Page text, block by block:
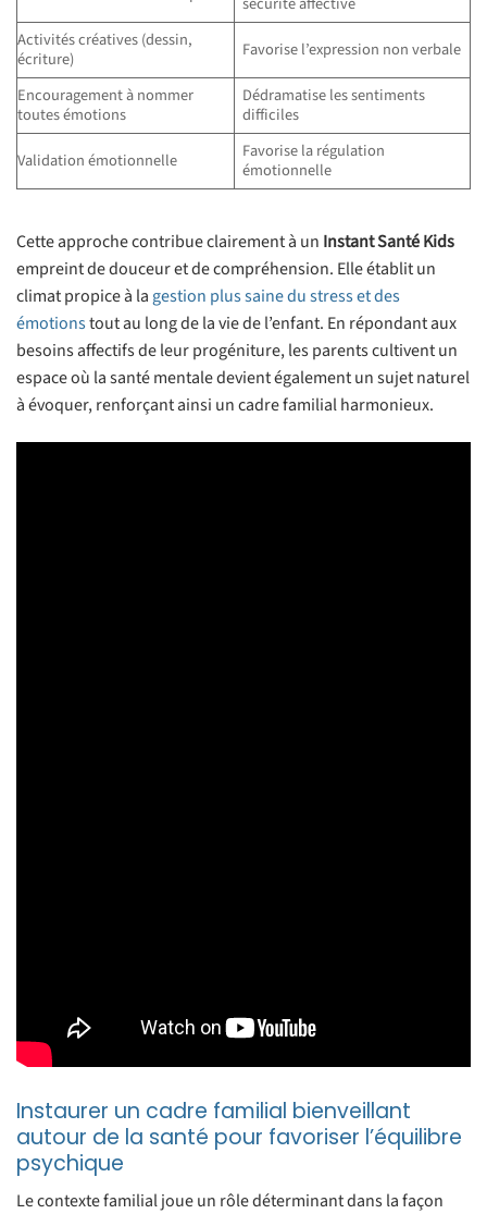
Activités créatives (dessin,
écriture)
Favorise l’expression non verbale
Encouragement à nommer
toutes émotions
Dédramatise les sentiments
difficiles
Validation émotionnelle
Favorise la régulation
émotionnelle
Cette approche contribue clairement à un Instant Santé Kids
empreint de douceur et de compréhension. Elle établit un
climat propice à lagestion plus saine du stress et des
émotionstout au long de la vie de l’enfant. En répondant aux
besoins affectifs de leur progéniture, les parents cultivent un
espace où la santé mentale devient également un sujet naturel
à évoquer, renforçant ainsi un cadre familial harmonieux.
Instaurer un cadre familial bienveillant
autour de la santé pour favoriser l’équilibre
psychique
Le contexte familial joue un rôle déterminant dans la façon